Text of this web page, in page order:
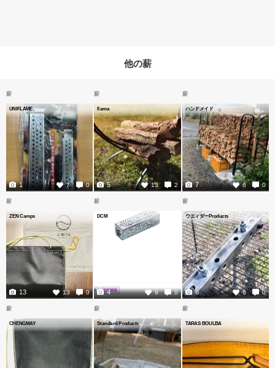
他の薪
薪
UNIFLAME
7 0
1
薪
llama
13 2
5
薪
ハンドメイド
6 0
7
薪
ZEN Camps
13 0
13
薪
DCM
9 0
4
薪
ウエィダーProducts
6 0
6
薪
CHENGMAY
薪
Standard Products
薪
TARAS BOULBA